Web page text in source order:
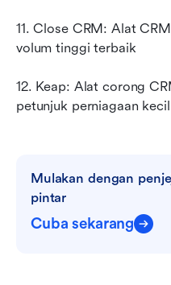
11. Close CRM: Alat
volum tinggi terbaik
12. Keap: Alat corong
petunjuk perniagaan kecil
Mulakan dengan
pintar
Cuba sekarang